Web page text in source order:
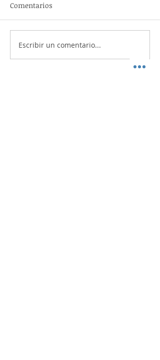
Comentarios
Escribir un comentario...